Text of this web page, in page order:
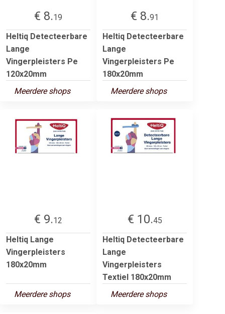
€ 8.19
Heltiq Detecteerbare
Lange
Vingerpleisters Pe
120x20mm
Meerdere shops
€ 8.91
Heltiq Detecteerbare
Lange
Vingerpleisters Pe
180x20mm
Meerdere shops
€ 9.12
Heltiq Lange
Vingerpleisters
180x20mm
Meerdere shops
€ 10.45
Heltiq Detecteerbare
Lange
Vingerpleisters
Textiel 180x20mm
Meerdere shops